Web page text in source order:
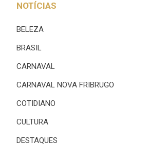
NOTÍCIAS
BELEZA
BRASIL
CARNAVAL
CARNAVAL NOVA FRIBRUGO
COTIDIANO
CULTURA
DESTAQUES